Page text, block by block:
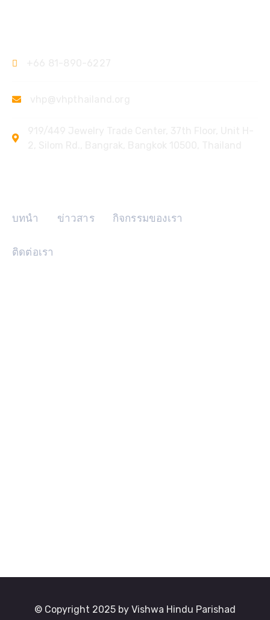
บทนำ ข่าวสาร กิจกรรมของเรา
ติดต่อเรา
© Copyright 2025 by Vishwa Hindu Parishad